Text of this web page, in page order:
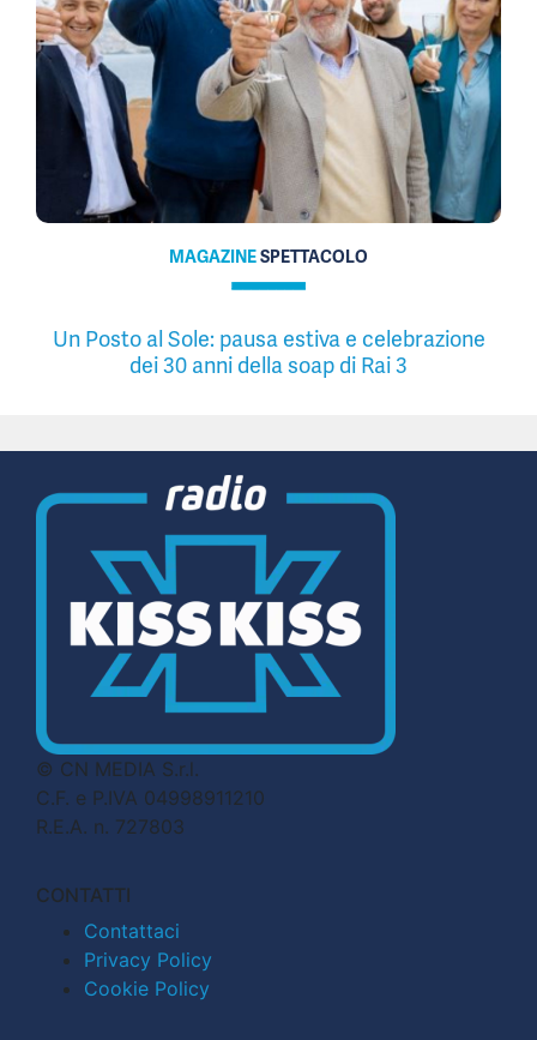
MAGAZINESPETTACOLO
Un Posto al Sole: pausa estiva e celebrazione
dei 30 anni della soap di Rai 3
© CN MEDIA S.r.l.
C.F. e P.IVA 04998911210
R.E.A. n. 727803
CONTATTI
Contattaci
Privacy Policy
Cookie Policy